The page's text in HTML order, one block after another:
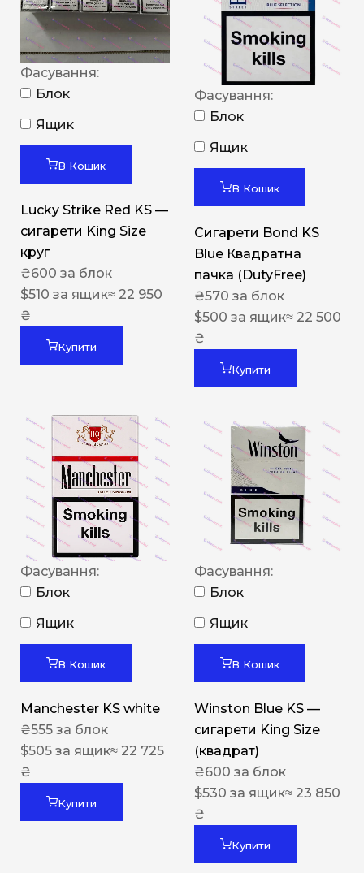
Фасування:
Блок
Ящик
В Кошик
Lucky Strike Red KS —
сигарети King Size
круг
₴600 за блок
$510 за ящик≈ 22 950
₴
Купити
Фасування:
Блок
Ящик
В Кошик
Сигарети Bond KS
Blue Квадратна
пачка (DutyFree)
₴570 за блок
$500 за ящик≈ 22 500
₴
Купити
Фасування:
Блок
Ящик
В Кошик
Manchester KS white
₴555 за блок
$505 за ящик≈ 22 725
₴
Купити
Фасування:
Блок
Ящик
В Кошик
Winston Blue KS —
сигарети King Size
(квадрат)
₴600 за блок
$530 за ящик≈ 23 850
₴
Купити